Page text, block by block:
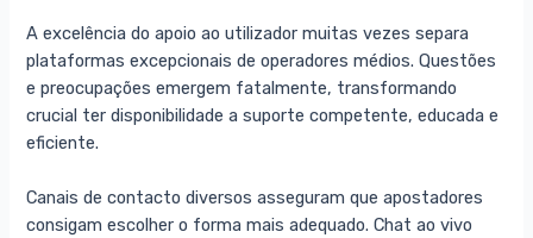
A excelência do apoio ao utilizador muitas vezes separa
plataformas excepcionais de operadores médios. Questões
e preocupações emergem fatalmente, transformando
crucial ter disponibilidade a suporte competente, educada e
eficiente.
Canais de contacto diversos asseguram que apostadores
consigam escolher o forma mais adequado. Chat ao vivo